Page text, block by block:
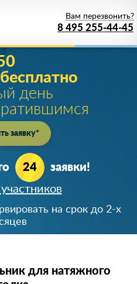
8 495 255-44-45
Вам перезвонить?
день
заявку*
24
заявки!
43-65
**-*1
на срок до 2-х
для натяжного